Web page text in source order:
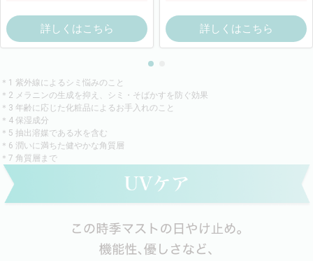
詳しくはこちら 詳しくはこちら
＊1 紫外線によるシミ悩みのこと
＊2 メラニンの生成を抑え、シミ・そばかすを防ぐ効果
＊3 年齢に応じた化粧品によるお手入れのこと
＊4 保湿成分
＊5 抽出溶媒である水を含む
＊6 潤いに満ちた健やかな角質層
＊7 角質層まで